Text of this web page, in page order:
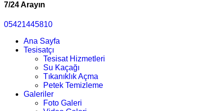
7/24 Arayın
05421445810
Ana Sayfa
Tesisatçı
Tesisat Hizmetleri
Su Kaçağı
Tıkanıklık Açma
Petek Temizleme
Galeriler
Foto Galeri